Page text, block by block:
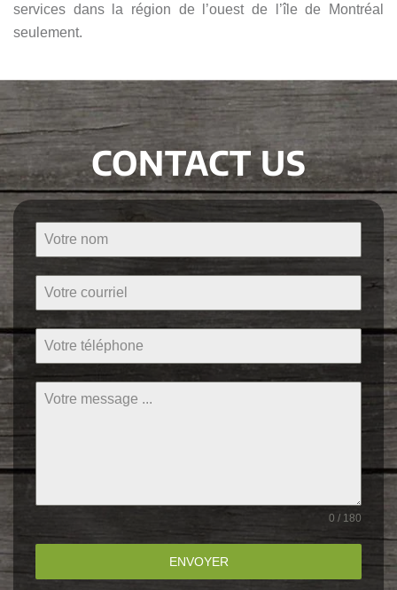
services dans la région de l’ouest de l’île de Montréal
seulement.
CONTACT US
0 / 180
ENVOYER